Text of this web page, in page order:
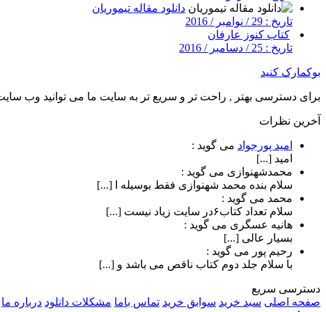
دانلود مقاله تیموریان
تاریخ : 29 / نوامبر / 2016
کتاب کنوز عارفان
تاریخ : 25 / دسامبر / 2016
بوکمارک کنید
برای دسترسی بهتر , راحت تر و سریع تر به سایت ما می توانید وب
آخرین نظرات
امید پورجواد می گوید :
امید [...]
محمدشهنوازی می گوید :
سلام بنده محمد شهنوازی فقط بوسیله ا [...]
محمد می گوید :
سلام تعداد کتاب۶در سایت زیاد نیست [...]
هانیه عسگری می گوید :
بسیار عالی [...]
رحیم پور می گوید :
با سلام جلد دوم کتاب ناقص می باشد و [...]
دسترسی سریع
صفحه اصلی سبد خرید سوابق خرید تماس باما مشکلات دانلود درباره ما